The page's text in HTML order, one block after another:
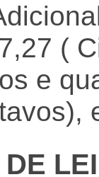
(
e